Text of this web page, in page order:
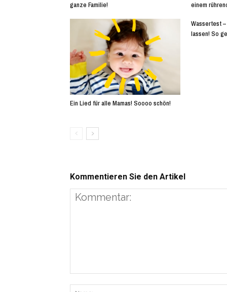
ganze Familie!
einem
Ein Lied für alle Mamas! Soooo schön!
Wassertest
lassen! So
Kommentieren Sie den Artikel